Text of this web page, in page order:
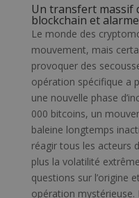
Un transfert massif
blockchain et
Le monde des
mouvement, mais
provoquer des
opération spécifique a
une nouvelle phase
000 bitcoins, un
baleine longtemps
réagir tous les acteurs
plus la volatilité
questions sur l’origine
opération mystérieuse.